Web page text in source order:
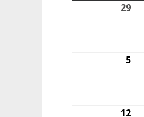
29
5
12